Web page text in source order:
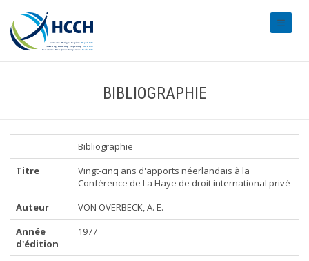
BIBLIOGRAPHIE
Bibliographie
Titre
Vingt-cinq ans d'apports néerlandais à la
Conférence de La Haye de droit international privé
Auteur
VON OVERBECK, A. E.
Année
d'édition
1977